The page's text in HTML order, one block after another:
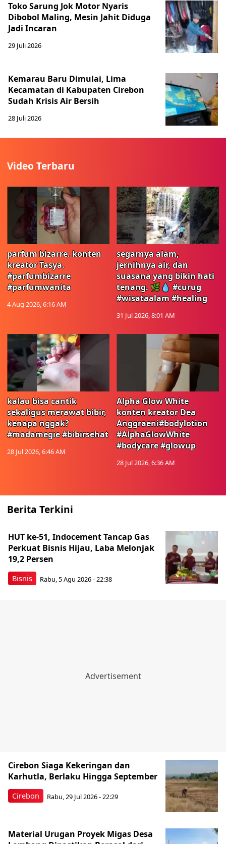
Toko Sarung Jok Motor Nyaris
Dibobol Maling, Mesin Jahit Diduga
Jadi Incaran
29 Juli 2026
Kemarau Baru Dimulai, Lima
Kecamatan di Kabupaten Cirebon
Sudah Krisis Air Bersih
28 Juli 2026
Video Terbaru
parfum bizarre. konten
kreator Tasya.
#parfumbizarre
#parfumwanita
4 Aug 2026, 6:16 AM
segarnya alam,
jernihnya air, dan
suasana yang bikin hati
tenang. 🌿💧 #curug
#wisataalam #healing
31 Jul 2026, 8:01 AM
kalau bisa cantik
sekaligus merawat bibir,
kenapa nggak?
#madamegie #bibirsehat
28 Jul 2026, 6:46 AM
Alpha Glow White
konten kreator Dea
Anggraeni#bodylotion
#AlphaGlowWhite
#bodycare #glowup
28 Jul 2026, 6:36 AM
Berita Terkini
Bisnis
HUT ke-51, Indocement Tancap Gas
Perkuat Bisnis Hijau, Laba Melonjak
19,2 Persen
Rabu, 5 Agu 2026 - 22:38
Cirebon
Cirebon Siaga Kekeringan dan
Karhutla, Berlaku Hingga September
Rabu, 29 Jul 2026 - 22:29
Material Urugan Proyek Migas Desa